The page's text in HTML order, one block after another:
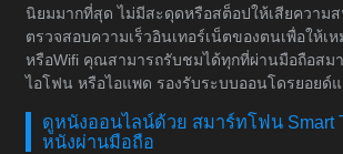
นิยมมากที่สุด ไม่มีสะดุดหรือสต็อปให้เสียความ
ตรวจสอบความเร็วอินเทอร์เน็ตของตนเพื่อให้เ
หรือWifi คุณสามารถรับชมได้ทุกที่ผ่านมือถือสม
ไอโฟน หรือไอแพด รองรับระบบออนโดรยอยด์แ
ดูหนังออนไลน์ด้วย สมาร์ทโฟน Smart
หนังผ่านมือถือ